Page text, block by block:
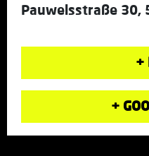
Pauwelsstraße 30,
+
+